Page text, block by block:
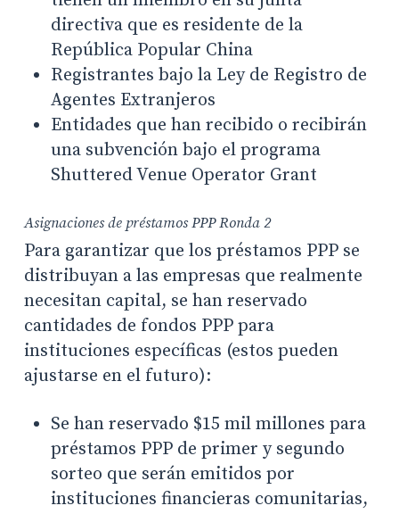
directiva que es residente de la
República Popular China
Registrantes bajo la Ley de Registro de
Agentes Extranjeros
Entidades que han recibido o recibirán
una subvención bajo el programa
Shuttered Venue Operator Grant
Asignaciones de préstamos PPP Ronda 2
Para garantizar que los préstamos PPP se
distribuyan a las empresas que realmente
necesitan capital, se han reservado
cantidades de fondos PPP para
instituciones específicas (estos pueden
ajustarse en el futuro):
Se han reservado $15 mil millones para
préstamos PPP de primer y segundo
sorteo que serán emitidos por
instituciones financieras comunitarias,